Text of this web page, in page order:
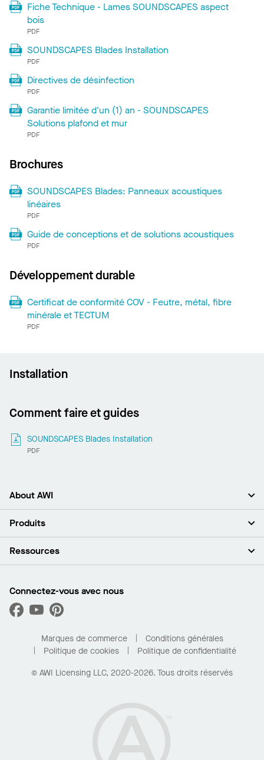
Fiche Technique - Lames SOUNDSCAPES aspect
bois
PDF
SOUNDSCAPES Blades Installation
PDF
Directives de désinfection
PDF
Garantie limitée d'un (1) an - SOUNDSCAPES
Solutions plafond et mur
PDF
Brochures
SOUNDSCAPES Blades: Panneaux acoustiques
linéaires
PDF
Guide de conceptions et de solutions acoustiques
PDF
Développement durable
Certificat de conformité COV - Feutre, métal, fibre
minérale et TECTUM
PDF
Installation
Comment faire et guides
SOUNDSCAPES Blades Installation
PDF
About AWI
À propos de nous
Espace presse
Quelles sont mes options d’achat?
Produits
Plafonds
Capacités sur mesure
Performance
Ressources
Trouver un distributeur
Trouver un distributeur
Pour la maison
Connectez-vous avec nous
Marques de commerce
Conditions générales
Politique de cookies
Politique de confidentialité
© AWI Licensing LLC, 2020-2026. Tous droits réservés